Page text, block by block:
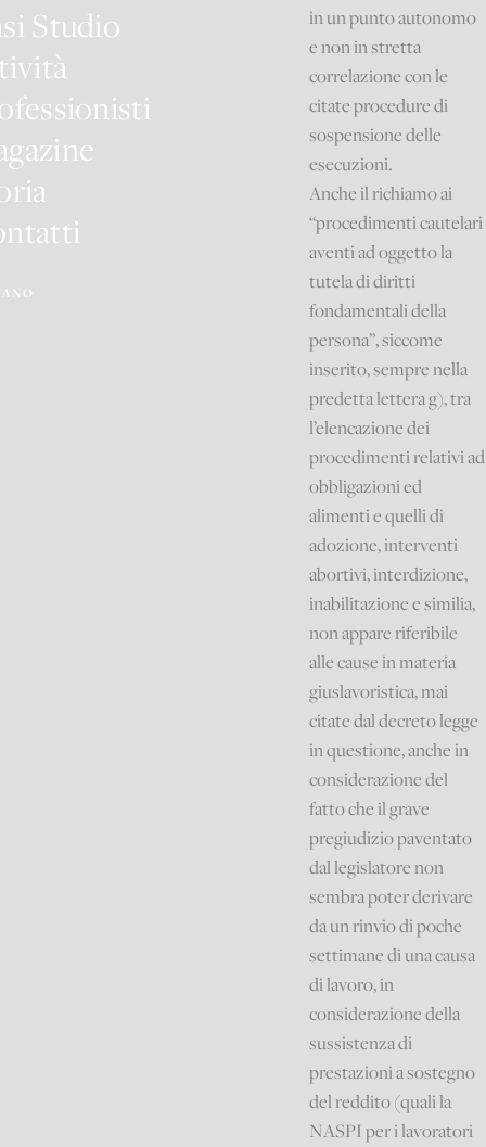
Studio
in un punto autonomo
e non in stretta
correlazione con le
citate procedure di
sospensione delle
esecuzioni.
Anche il richiamo ai
“procedimenti cautelari
aventi ad oggetto la
tutela di diritti
fondamentali della
persona”, siccome
inserito, sempre nella
predetta lettera g), tra
l’elencazione dei
procedimenti relativi ad
obbligazioni ed
alimenti e quelli di
adozione, interventi
abortivi, interdizione,
inabilitazione e similia,
non appare riferibile
alle cause in materia
giuslavoristica, mai
citate dal decreto legge
in questione, anche in
considerazione del
fatto che il grave
pregiudizio paventato
dal legislatore non
sembra poter derivare
da un rinvio di poche
settimane di una causa
di lavoro, in
considerazione della
sussistenza di
prestazioni a sostegno
del reddito (quali la
NASPI per i lavoratori